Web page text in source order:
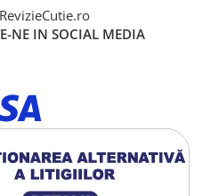
NE IN SOCIAL MEDIA